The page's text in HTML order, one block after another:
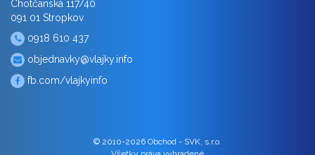
Chotčanská 117/40
091 01 Stropkov
0918 610 437
objednavky@vlajky.info
fb.com/vlajkyinfo
© 2010-2026 Obchod - SVK, s.r.o.